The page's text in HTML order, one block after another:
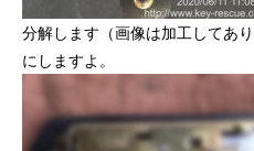
分解します（画像は加工してあ
にしますよ。